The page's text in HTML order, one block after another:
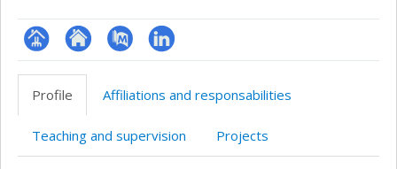
Page
professionnelle
Site
l’unité
de
PubMedLinkedIn
Profile
Affiliations and responsabilities
Teaching and supervision Projects